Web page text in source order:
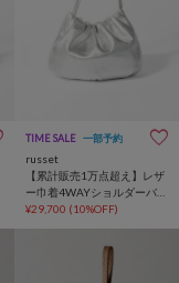
TIME SALE 一部予約
russet
【累計販売1万点超え】レザ
ー巾着4WAYショルダーバッ
グ
¥29,700 (10%OFF)